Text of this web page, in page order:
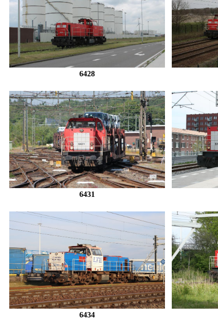
6428
6431
6434